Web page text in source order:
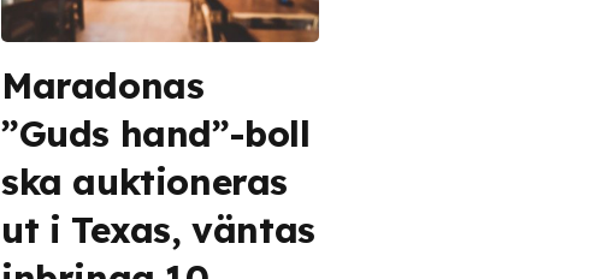
Maradonas
”Guds hand”-boll
ska auktioneras
ut i Texas, väntas